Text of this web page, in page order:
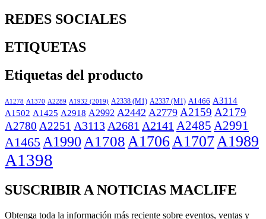
REDES SOCIALES
ETIQUETAS
Etiquetas del producto
A1278 A1370 A2289 A1932 (2019) A2338 (M1) A2337 (M1) A1466 A3114
A1502 A1425 A2918 A2992 A2442 A2779 A2159 A2179
A2780 A2251 A3113 A2681 A2141 A2485 A2991
A1465 A1990 A1708 A1706 A1707 A1989
A1398
SUSCRIBIR A NOTICIAS MACLIFE
Obtenga toda la información más reciente sobre eventos, ventas y